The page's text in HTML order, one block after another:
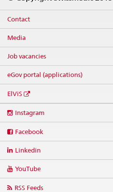
Contact
Media
Job vacancies
eGov portal (applications)
ElViS
media
Instagram
Facebook
Linkedin
YouTube
RSS Feeds